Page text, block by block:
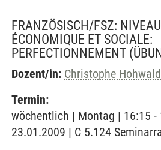
FRANZÖSISCH/FSZ:
ÉCONOMIQUE ET SOCIALE:
PERFECTIONNEMENT
Dozent/in: Christophe Hohwald
Termin:
wöchentlich | Montag | 16:15 -
23.01.2009 | C 5.124